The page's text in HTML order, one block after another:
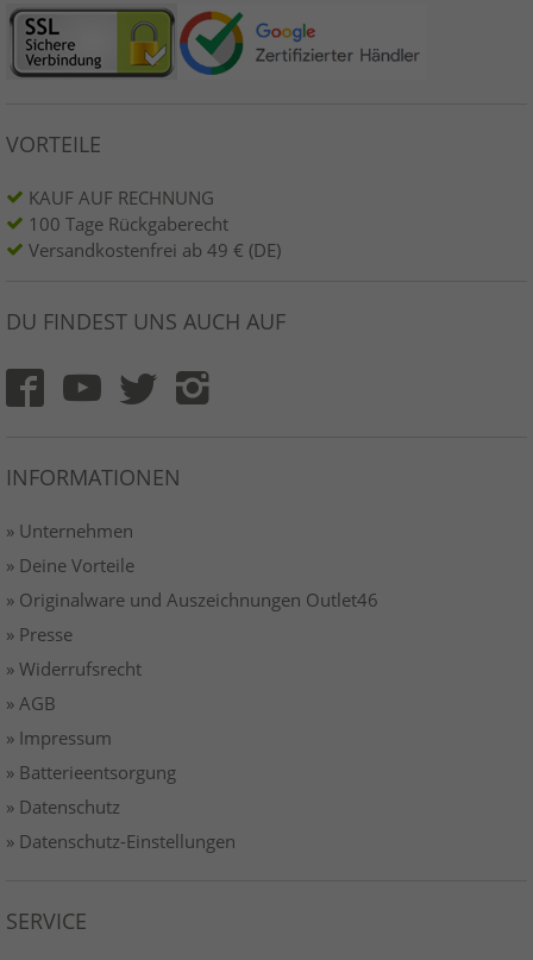
VORTEILE
KAUF AUF RECHNUNG
100 Tage Rückgaberecht
Versandkostenfrei ab 49 € (DE)
DU FINDEST UNS AUCH AUF
INFORMATIONEN
» Unternehmen
» Deine Vorteile
» Originalware und Auszeichnungen Outlet46
» Presse
» Widerrufsrecht
» AGB
» Impressum
» Batterieentsorgung
» Datenschutz
» Datenschutz-Einstellungen
SERVICE